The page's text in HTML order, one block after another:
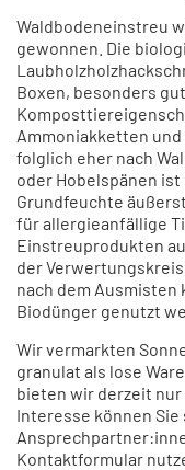
Waldbodeneinstreu
gewonnen. Die
Boxen, besonders
Ammoniakketten
folglich eher nach
oder Hobelspänen
Grundfeuchte
für allergieanfällige
Einstreuprodukten
der
nach dem Ausmisten
Biodünger genutzt
Wir vermarkten
granulat als lose
bieten wir derzeit nur
Interesse können
Kontaktformular